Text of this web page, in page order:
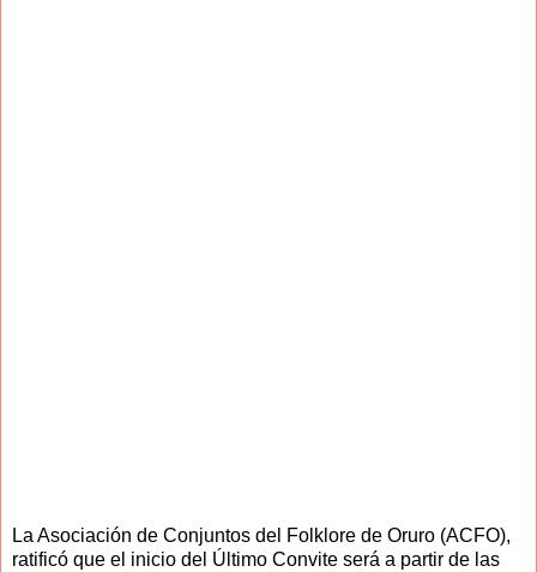
La Asociación de Conjuntos del Folklore de Oruro (ACFO),
ratificó que el inicio del Último Convite será a partir de las